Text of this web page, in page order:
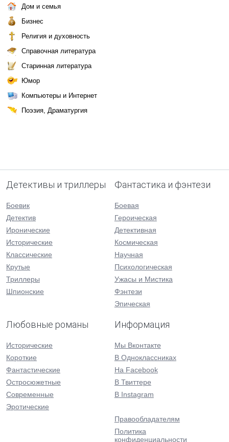
Дом и семья
Бизнес
Религия и духовность
Справочная литература
Старинная литература
Юмор
Компьютеры и Интернет
Поэзия, Драматургия
Детективы и триллеры
Боевик
Детектив
Иронические
Исторические
Классические
Крутые
Триллеры
Шпионские
Фантастика и фэнтези
Боевая
Героическая
Детективная
Космическая
Научная
Психологическая
Ужасы и Мистика
Фэнтези
Эпическая
Любовные романы
Исторические
Короткие
Фантастические
Остросюжетные
Современные
Эротические
Информация
Мы Вконтакте
В Одноклассниках
На Facebook
В Твиттере
В Instagram
Правообладателям
Политика
конфиденциальности